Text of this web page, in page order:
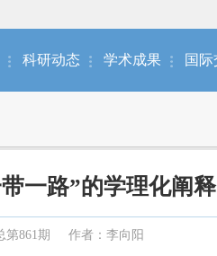
科研动态 学术成果 国
一路”的学理化阐释
第861期 作者：李向阳